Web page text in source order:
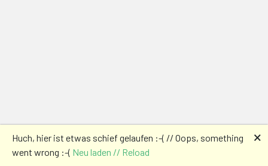
Huch, hier ist etwas schief gelaufen :-( // Oops, something
went wrong :-( Neu laden // Reload
🗙